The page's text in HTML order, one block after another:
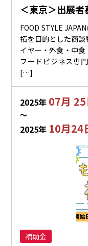
＜東京＞出展
FOOD STYLE
拓を目的とした商
イヤー・外食・中
フードビジネス専
[…]
2025年 07月 25
〜
2025年 10月24
補助金